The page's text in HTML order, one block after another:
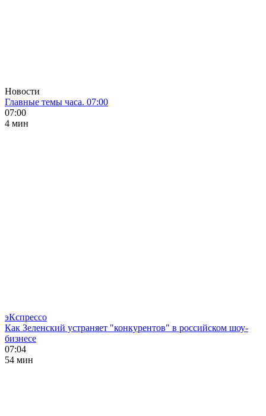
Новости
Главные темы часа. 07:00
07:00
4 мин
эКспрессо
Как Зеленский устраняет "конкурентов" в российском шоу-
бизнесе
07:04
54 мин